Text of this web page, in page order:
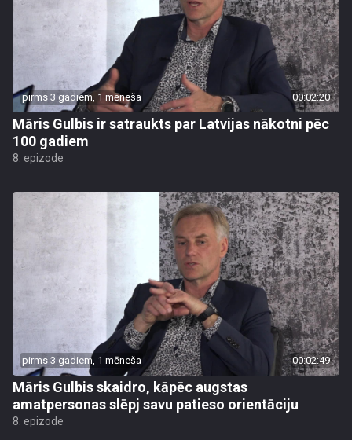
pirms 3 gadiem, 1 mēneša 00:02:20
Māris Gulbis ir satraukts par Latvijas nākotni pēc
100 gadiem
8. epizode
pirms 3 gadiem, 1 mēneša 00:02:49
Māris Gulbis skaidro, kāpēc augstas
amatpersonas slēpj savu patieso orientāciju
8. epizode